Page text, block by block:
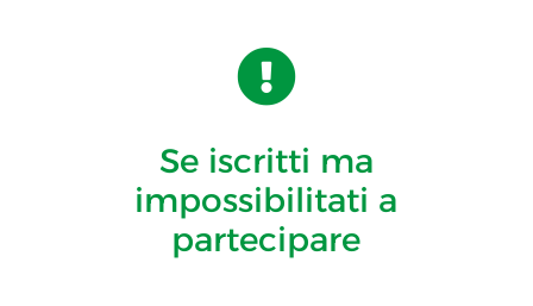

Se iscritti ma
impossibilitati a
partecipare